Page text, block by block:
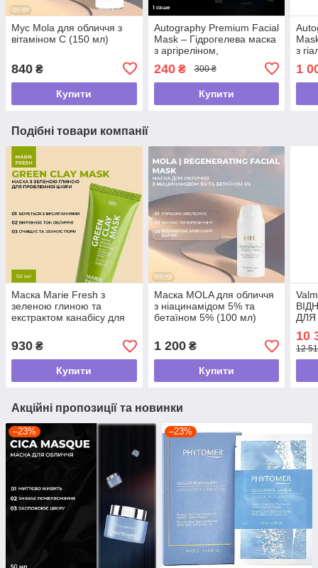
Мус Mola для обличчя з
вітаміном С (150 мл)
840 ₴
Купити
Autography Premium Facial
Mask – Гідрогелева маска
з аргіреліном,
гіалуроновою кислотою і
колагеном, саше
240₴ 300 ₴
Купити
з
уп.
1
Подібні товари компанії
Маска Marie Fresh з
зеленою глиною та
екстрактом канабісу для
930 ₴
Купити
Маска MOLA для обличчя
з ніацинамідом 5% та
бетаїном 5% (100 мл)
1 200₴
Купити
10
12
Акційні пропозиції та новинки
–23% –23%